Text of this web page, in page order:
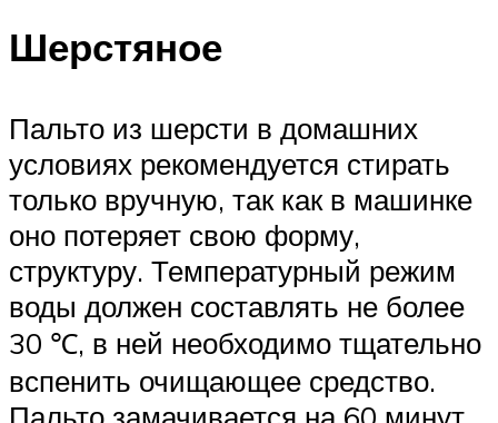
Шерстяное
Пальто из шерсти в домашних
условиях рекомендуется стирать
только вручную, так как в машинке
оно потеряет свою форму,
структуру. Температурный режим
воды должен составлять не более
30 ℃, в ней необходимо тщательно
вспенить очищающее средство.